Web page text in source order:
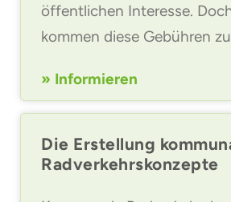
öffentlichen Interesse.
kommen diese Gebühren
» Informieren
Die Erstellung
Radverkehrskonzepte